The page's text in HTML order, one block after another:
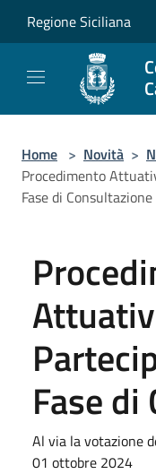
Regione Siciliana
Home > Novità >
Procedimento
Fase di Consultazione
Fase
Al via la votazione
01 ottobre 2024